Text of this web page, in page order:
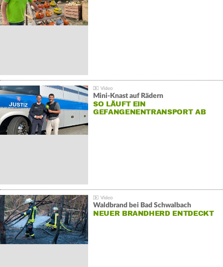
Mini-Knast auf Rädern
SO LÄUFT EIN
GEFANGENENTRANSPORT AB
Waldbrand bei Bad Schwalbach
NEUER BRANDHERD ENTDECKT